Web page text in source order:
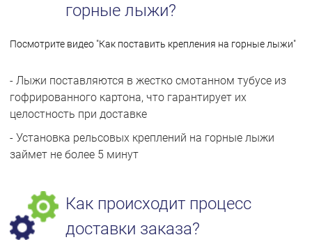
горные лыжи?
Посмотрите видео "Как поставить крепления на горные лыжи"
- Лыжи поставляются в жестко смотанном тубусе из
гофрированного картона, что гарантирует их
целостность при доставке
- Установка рельсовых креплений на горные лыжи
займет не более 5 минут
Как происходит процесс
доставки заказа?